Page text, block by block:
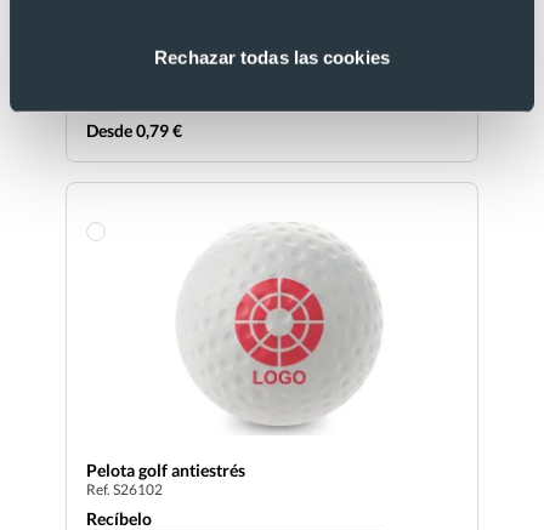
Rechazar todas las cookies
Desde 0,79 €
Pelota golf antiestrés
Ref. S26102
Recíbelo